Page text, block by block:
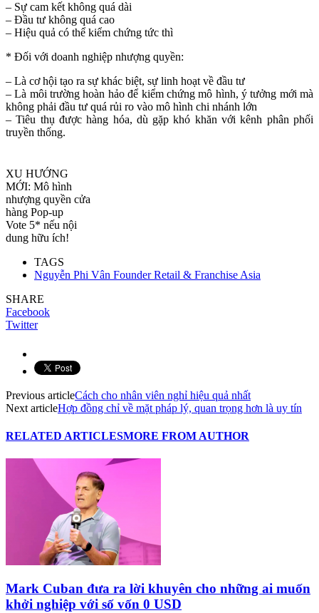
– Sự cam kết không quá dài
– Đầu tư không quá cao
– Hiệu quả có thể kiểm chứng tức thì
* Đối với doanh nghiệp nhượng quyền:
– Là cơ hội tạo ra sự khác biệt, sự linh hoạt về đầu tư
– Là môi trường hoàn hảo để kiểm chứng mô hình, ý tưởng mới mà
không phải đầu tư quá rủi ro vào mô hình chi nhánh lớn
– Tiêu thụ được hàng hóa, dù gặp khó khăn với kênh phân phối
truyền thống.
XU HƯỚNG
MỚI: Mô hình
nhượng quyền cửa
hàng Pop-up
Vote 5* nếu nội
dung hữu ích!
TAGS
Nguyễn Phi Vân Founder Retail & Franchise Asia
SHARE
Facebook
Twitter
Previous articleCách cho nhân viên nghỉ hiệu quả nhất
Next articleHợp đồng chỉ về mặt pháp lý, quan trọng hơn là uy tín
RELATED ARTICLESMORE FROM AUTHOR
Mark Cuban đưa ra lời khuyên cho những ai muốn
khởi nghiệp với số vốn 0 USD